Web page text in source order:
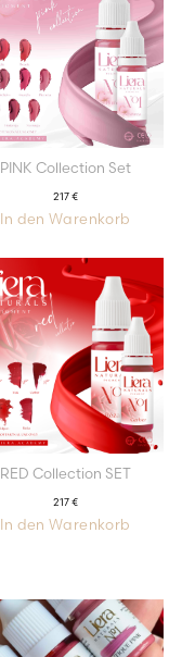
PINK Collection Set
217€
In den Warenkorb
RED Collection SET
217€
In den Warenkorb